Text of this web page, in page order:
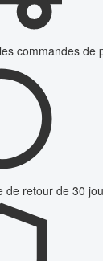
commandes de
de retour de 30